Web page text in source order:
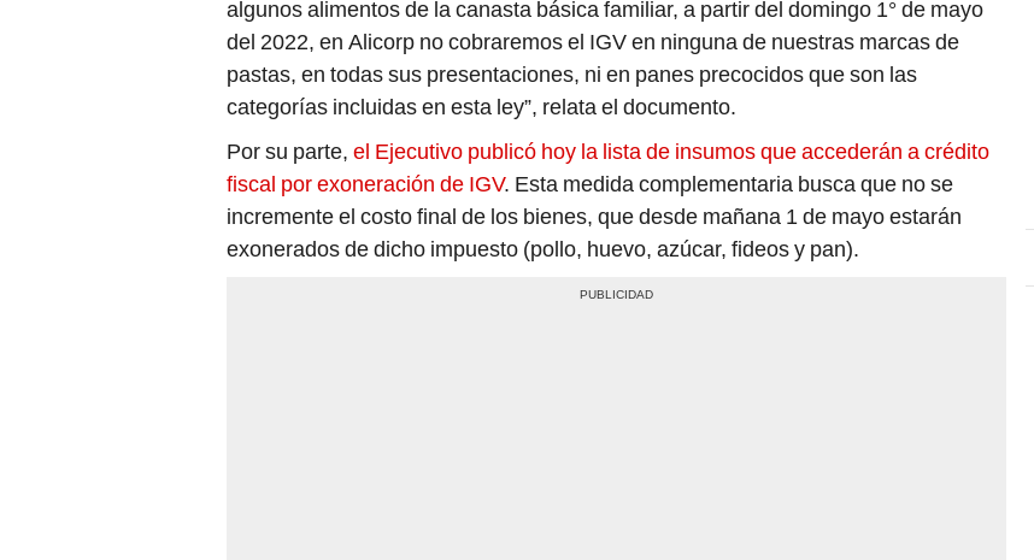
algunos alimentos de la canasta básica familiar, a partir del domingo 1° de mayo
del 2022, en Alicorp no cobraremos el IGV en ninguna de nuestras marcas de
pastas, en todas sus presentaciones, ni en panes precocidos que son las
categorías incluidas en esta ley”, relata el documento.
Por su parte, el Ejecutivo publicó hoy la lista de insumos que accederán a crédito
fiscal por exoneración de IGV. Esta medida complementaria busca que no se
incremente el costo final de los bienes, que desde mañana 1 de mayo estarán
exonerados de dicho impuesto (pollo, huevo, azúcar, fideos y pan).